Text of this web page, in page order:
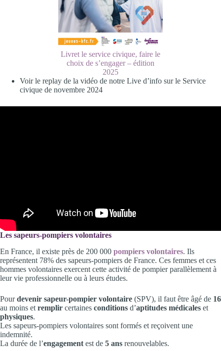
Livret le service civique, faire le
choix de s’engager – édition
2025
Voir le replay de la vidéo de notre Live d’info sur le Service
civique de novembre 2024
Les sapeurs-pompiers volontaires
En France, il existe près de 200 000 pompiers volontaires. Ils
représentent 78% des sapeurs-pompiers de France. Ces femmes et ces
hommes volontaires exercent cette activité de pompier parallèlement à
leur vie professionnelle ou à leurs études.
Pourdevenir sapeur-pompier volontaire (SPV), il faut être âgé de 16
au moins et remplir certaines conditions d’aptitudes médicales et
physiques.
Les sapeurs-pompiers volontaires sont formés et reçoivent une
indemnité.
La durée de l’engagement est de 5 ans renouvelables.